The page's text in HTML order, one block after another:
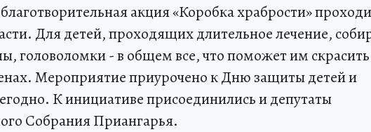
акция «Коробка храбрости»
Для детей, проходящих длительное лечение,
головоломки - в общем все, что поможет им скрасить
Мероприятие приурочено к Дню защиты детей и
К инициативе присоединились и депутаты
Собрания Приангарья.